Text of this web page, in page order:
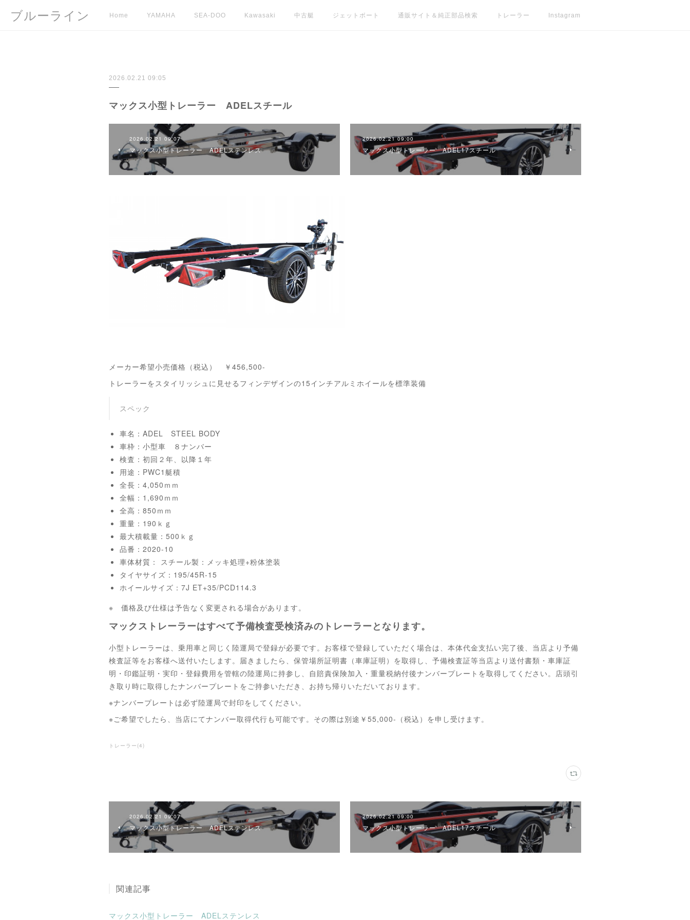
ブルーライン Home YAMAHA SEA-DOO Kawasaki 中古艇 ジェットボート 通販サイト＆純正部品検索 トレーラー Instagram
2026.02.21 09:05
マックス小型トレーラー ADELスチール
2026.02.21 09:07
マックス小型トレーラー ADELステンレス
2026.02.21 09:00
マックス小型トレーラー ADEL17スチール
メーカー希望小売価格（税込） ￥456,500-
トレーラーをスタイリッシュに見せるフィンデザインの15インチアルミホイールを標準装備
スペック
車名：ADEL STEEL BODY
車枠：小型車 ８ナンバー
検査：初回２年、以降１年
用途：PWC1艇積
全長：4,050ｍｍ
全幅：1,690ｍｍ
全高：850ｍｍ
重量：190ｋｇ
最大積載量：500ｋｇ
品番：2020-10
車体材質： スチール製：メッキ処理+粉体塗装
タイヤサイズ：195/45R-15
ホイールサイズ：7J ET+35/PCD114.3
※ 価格及び仕様は予告なく変更される場合があります。
マックストレーラーはすべて予備検査受検済みのトレーラーとなります。
小型トレーラーは、乗用車と同じく陸運局で登録が必要です。お客様で登録していただく場合は、本体代金支払い完了後、当店より予備
検査証等をお客様へ送付いたします。届きましたら、保管場所証明書（車庫証明）を取得し、予備検査証等当店より送付書類・車庫証
明・印鑑証明・実印・登録費用を管轄の陸運局に持参し、自賠責保険加入・重量税納付後ナンバープレートを取得してください。店頭引
き取り時に取得したナンバープレートをご持参いただき、お持ち帰りいただいております。
※ナンバープレートは必ず陸運局で封印をしてください。
※ご希望でしたら、当店にてナンバー取得代行も可能です。その際は別途￥55,000-（税込）を申し受けます。
トレーラー (4)
2026.02.21 09:07
マックス小型トレーラー ADELステンレス
2026.02.21 09:00
マックス小型トレーラー ADEL17スチール
関連記事
マックス小型トレーラー ADELステンレス